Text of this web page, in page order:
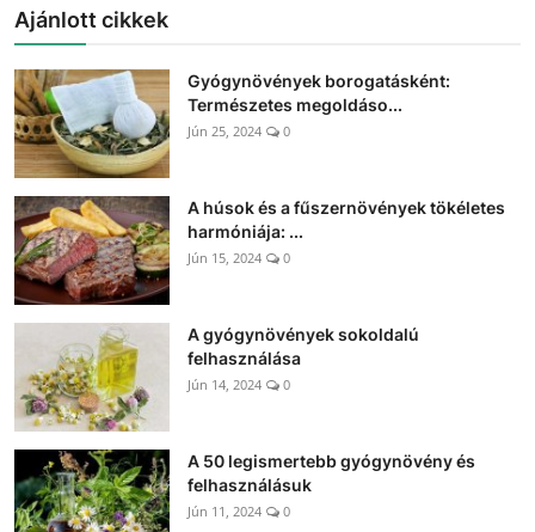
Ajánlott cikkek
Gyógynövények borogatásként:
Természetes megoldáso...
Jún 25, 2024 0
A húsok és a fűszernövények tökéletes
harmóniája: ...
Jún 15, 2024 0
A gyógynövények sokoldalú
felhasználása
Jún 14, 2024 0
A 50 legismertebb gyógynövény és
felhasználásuk
Jún 11, 2024 0